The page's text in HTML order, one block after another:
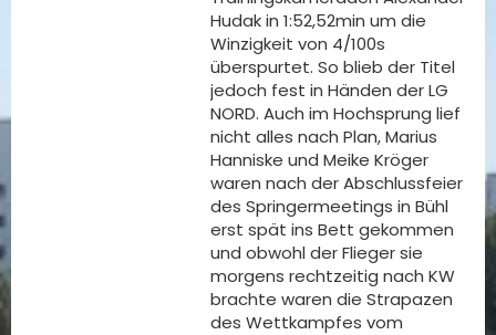
Hudak in 1:52,52min um die
Winzigkeit von 4/100s
überspurtet. So blieb der Titel
jedoch fest in Händen der LG
NORD. Auch im Hochsprung lief
nicht alles nach Plan, Marius
Hanniske und Meike Kröger
waren nach der Abschlussfeier
des Springermeetings in Bühl
erst spät ins Bett gekommen
und obwohl der Flieger sie
morgens rechtzeitig nach KW
brachte waren die Strapazen
des Wettkampfes vom